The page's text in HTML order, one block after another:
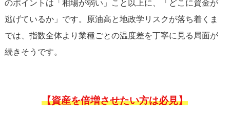
のポイントは「相場が弱い」こと以上に、「どこに資金が
逃げているか」です。原油高と地政学リスクが落ち着くま
では、指数全体より業種ごとの温度差を丁寧に見る局面が
続きそうです。
【資産を倍増させたい方は必見】